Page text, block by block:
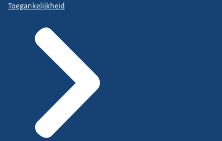
Toegankelijkheid